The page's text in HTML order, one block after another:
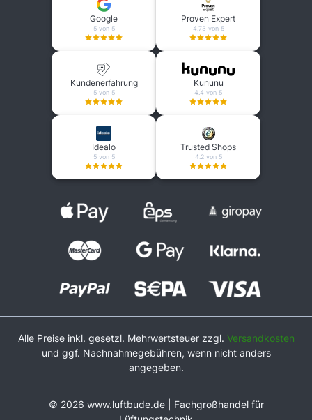
Google
5 von 5
Proven Expert
4.73 von 5
Kundenerfahrung
5 von 5
Kununu
4.4 von 5
Idealo
5 von 5
Trusted Shops
4.2 von 5
Alle Preise inkl. gesetzl. Mehrwertsteuer zzgl. Versandkosten
und ggf. Nachnahmegebühren, wenn nicht anders
angegeben.
© 2026 www.luftbude.de | Fachgroßhandel für